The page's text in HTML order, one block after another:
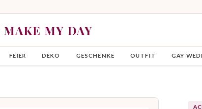
MY DAY
FEIER DEKO GESCHENKE OUTFIT GAY